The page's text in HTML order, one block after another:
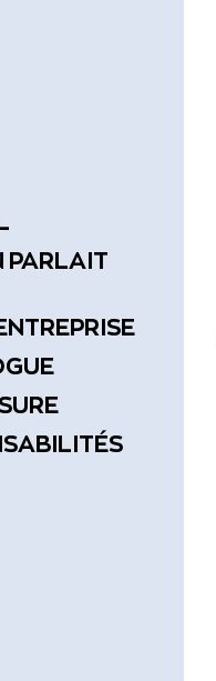
PARLAIT